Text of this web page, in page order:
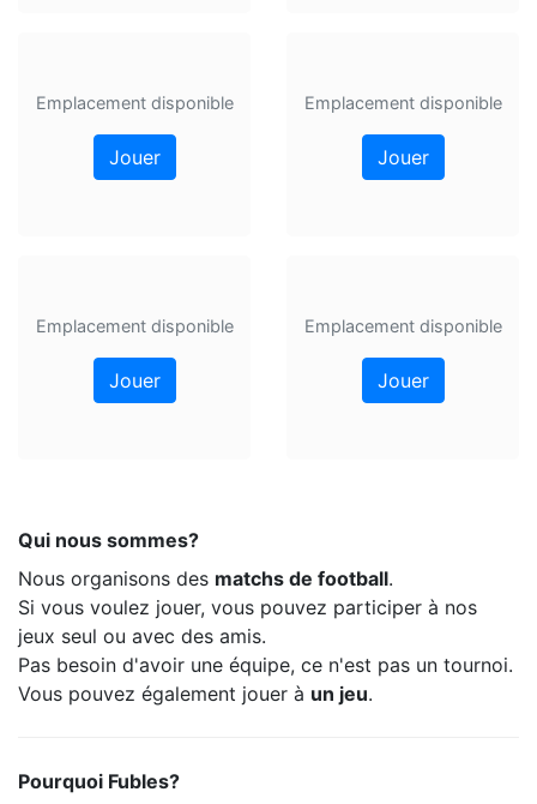
Emplacement disponible
Jouer
Emplacement disponible
Jouer
Emplacement disponible
Jouer
Emplacement disponible
Jouer
Qui nous sommes?
Nous organisons des matchs de football.
Si vous voulez jouer, vous pouvez participer à nos
jeux seul ou avec des amis.
Pas besoin d'avoir une équipe, ce n'est pas un tournoi.
Vous pouvez également jouer à un jeu.
Pourquoi Fubles?